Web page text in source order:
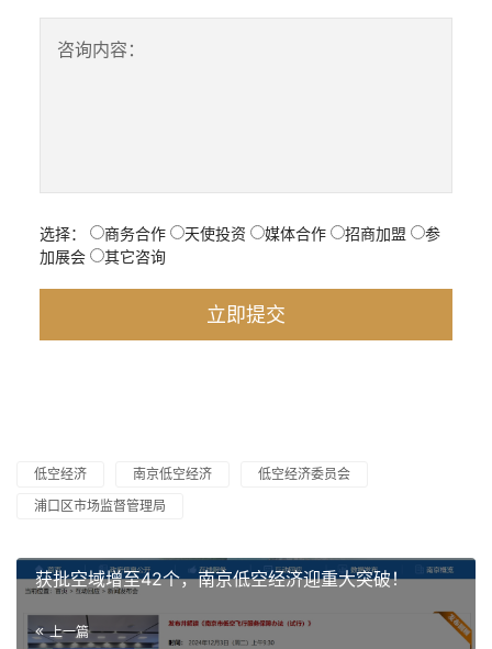
咨询内容：
选择： 商务合作 天使投资 媒体合作 招商加盟
参
加展会
其它咨询
低空经济 南京低空经济
低空经济委员会
浦口区市场监督管理局
获批空域增至42个，南京低空经济迎重大突破！
上一篇